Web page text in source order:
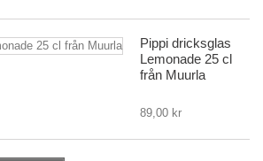
Pippi dricksglas
Lemonade 25 cl
från Muurla
89,00 kr